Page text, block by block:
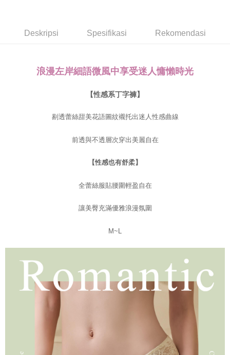
akan menggunakan data peribadi yang dikumpul (termasuk nama
(https://aftee.tw/privacypolicy/) untuk maklumat lanjut.
Jumlah yang diperakui untuk pengguna kali pertama yang lulus
kelulusan boleh sehingga NT$10,000. Jika pengguna tidak membuat
20% setahun akan dikenakan. Pengguna bawah umur dikehendaki
untuk menggunakan AFTEE.
mempunyai sebarang kebimbangan mengenai pemprosesan dan
peribadi yang disenaraikan seperti di atas akan dikumpul dan digunakan
Deskripsi Spesifikasi Rekomendasi
浪漫左岸細語微風中享受迷人慵懶時光
【性感系丁字褲】
剔透蕾絲甜美花語圖紋襯托出迷人性感曲線
前透與不透層次穿出美麗自在
【性感也有舒柔】
全蕾絲服貼腰圍輕盈自在
讓美臀充滿優雅浪漫氛圍
M~L